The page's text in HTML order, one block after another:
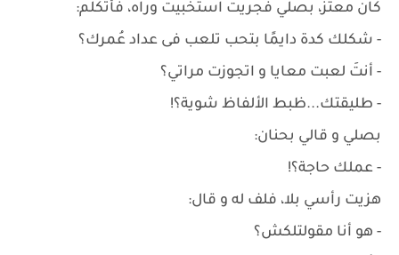
كان معتز، بصلي فجريت استخبيت وراه، فأتكلم:
- شكلك كدة دايمًا بتحب تلعب فى عداد عُمرك؟
- أنتَ لعبت معايا و اتجوزت مراتي؟
- طليقتك...ظبط الألفاظ شوية؟!
بصلي و قالي بحنان:
- عملك حاجة؟!
هزيت رأسي بلا، فلف له و قال:
- هو أنا مقولتلكش؟